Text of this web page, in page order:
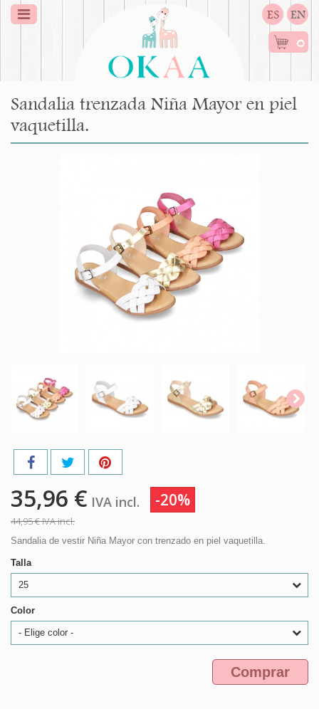
ES EN
0
Sandalia trenzada Niña Mayor en piel
vaquetilla.
35,96 € IVA incl. -20%
44,95 €IVA incl.
Sandalia de vestir Niña Mayor con trenzado en piel vaquetilla.
Talla
25
Color
- Elige color -
Comprar